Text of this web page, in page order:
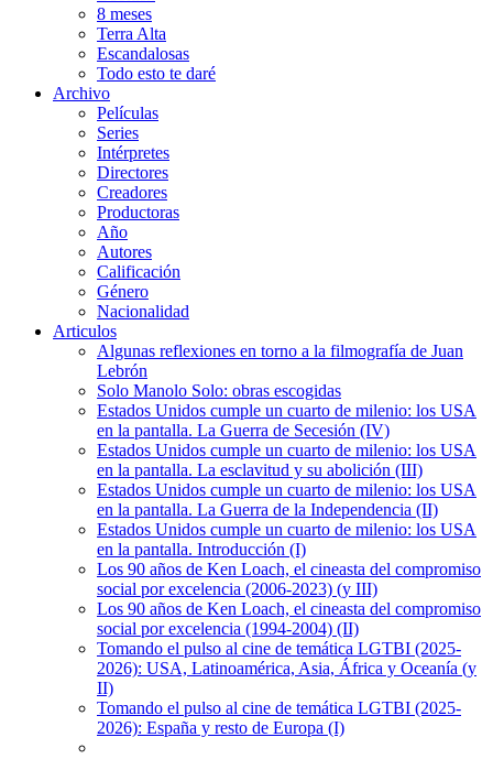
8 meses
Terra Alta
Escandalosas
Todo esto te daré
Archivo
Películas
Series
Intérpretes
Directores
Creadores
Productoras
Año
Autores
Calificación
Género
Nacionalidad
Articulos
Algunas reflexiones en torno a la filmografía de Juan
Lebrón
Solo Manolo Solo: obras escogidas
Estados Unidos cumple un cuarto de milenio: los USA
en la pantalla. La Guerra de Secesión (IV)
Estados Unidos cumple un cuarto de milenio: los USA
en la pantalla. La esclavitud y su abolición (III)
Estados Unidos cumple un cuarto de milenio: los USA
en la pantalla. La Guerra de la Independencia (II)
Estados Unidos cumple un cuarto de milenio: los USA
en la pantalla. Introducción (I)
Los 90 años de Ken Loach, el cineasta del compromiso
social por excelencia (2006-2023) (y III)
Los 90 años de Ken Loach, el cineasta del compromiso
social por excelencia (1994-2004) (II)
Tomando el pulso al cine de temática LGTBI (2025-
2026): USA, Latinoamérica, Asia, África y Oceanía (y
II)
Tomando el pulso al cine de temática LGTBI (2025-
2026): España y resto de Europa (I)